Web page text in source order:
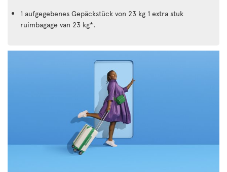
1 aufgegebenes Gepäckstück von 23 kg 1 extra stuk
ruimbagage van 23 kg*.